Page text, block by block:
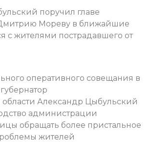
поручил главе
Мореву в ближайшие
с жителями пострадавшего от
оперативного совещания в
области Александр Цыбульский
администрации
обращать более пристальное
жителей